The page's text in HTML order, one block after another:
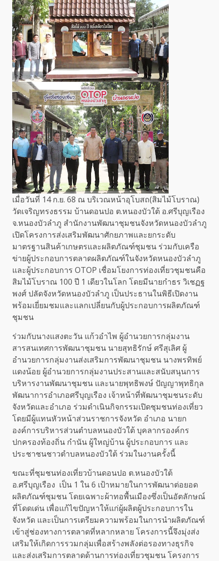
เมื่อวันที่ 14 ก.ย. 68 ณ บริเวณหน้าอุโบสถ(สิมไม้โบราณ)
วัดเจริญทรงธรรม บ้านดอนปอ ต.หนองบัวใต้ อ.ศรีบุญเรือง
จ.หนองบัวลำภู สำนักงานพัฒนาชุมชนจังหวัดหนองบัวลำภู
เปิดโครงการส่งเสริมพัฒนาศักยภาพและยกระดับ
มาตรฐานสินค้าเกษตรและผลิตภัณฑ์ชุมชน ร่วมกับเครือ
ข่ายผู้ประกอบการตลาดผลิตภัณฑ์ในจังหวัดหนองบัวลำภู
และผู้ประกอบการ OTOP เชื่อมโยงการท่องเที่ยวชุมชนคือ
สิมไม้โบราณ 100 ปี 1 เดียวในโลก โดยมีนายกำธร วิเชฏฐ
พงศ์ ปลัดจังหวัดหนองบัวลำภู เป็นประธานในพิธีเปิดงาน
พร้อมเยี่ยมชมและแลกเปลี่ยนกับผู้ประกอบการผลิตภัณฑ์
ชุมชน
ร่วมกับนางแสงตะวัน แก้วอำไพ ผู้อำนวยการกลุ่มงาน
สารสนเทศการพัฒนาชุมชน นายสุทธิรักษ์ ศรีสุเลิศ ผู้
อำนวยการกลุ่มงานส่งเสริมการพัฒนาชุมชน นางพรทิพย์
แดงน้อย ผู้อำนวยการกลุ่มงานประสานและสนับสนุนการ
บริหารงานพัฒนาชุมชน และนายพุทธิพงษ์ ปัญญาพุทธิกุล
พัฒนาการอำเภอศรีบุญเรือง เจ้าหน้าที่พัฒนาชุมชนระดับ
จังหวัดและอำเภอ ร่วมดำเนินกิจกรรมเปิดชุมชนท่องเที่ยว
โดยมีผู้แทนหัวหน้าส่วนราชการจังหวัด อำเภอ นายก
องค์การบริหารส่วนตำบลหนองบัวใต้ บุคลากรองค์กร
ปกครองท้องถิ่น กำนัน ผู้ใหญ่บ้าน ผู้ประกอบการ และ
ประชาชนชาวตำบลหนองบัวใต้ ร่วมในงานครั้งนี้
ขณะที่ชุมชนท่องเที่ยวบ้านดอนปอ ต.หนองบัวใต้
อ.ศรีบุญเรือง เป็น 1 ใน 6 เป้าหมายในการพัฒนาต่อยอด
ผลิตภัณฑ์ชุมชน โดยเฉพาะผ้าทอพื้นเมืองซึ่งเป็นอัตลักษณ์
ที่โดดเด่น เพื่อแก้ไขปัญหาให้แก่ผู้ผลิตผู้ประกอบการใน
จังหวัด และเป็นการเตรียมความพร้อมในการนำผลิตภัณฑ์
เข้าสู่ช่องทางการตลาดที่หลากหลาย โครงการนี้จึงมุ่งส่ง
เสริมให้เกิดการรวมกลุ่มเพื่อสร้างพลังต่อรองทางธุรกิจ
และส่งเสริมการตลาดด้านการท่องเที่ยวชุมชน โครงการ